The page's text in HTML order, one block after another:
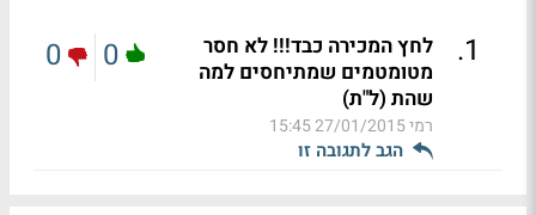
1
.
לחץ המכירה כבד!!! לא חסר
מטומטמים שמתיחסים למה
שהת (ל"ת)
רמי27/01/2015 15:45
הגב לתגובה זו
0
0